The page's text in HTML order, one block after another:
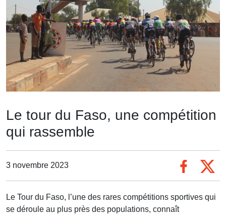
Le tour du Faso, une compétition
qui rassemble
3 novembre 2023
Le Tour du Faso, l’une des rares compétitions sportives qui
se déroule au plus près des populations, connaît